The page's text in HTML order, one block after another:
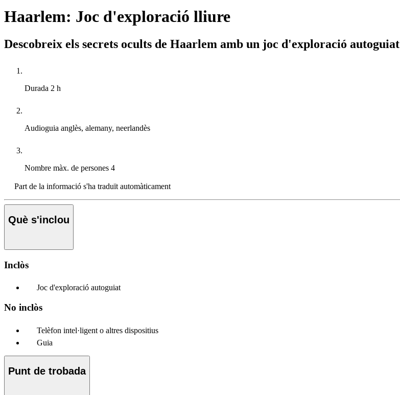
Haarlem: Joc d'exploració lliure
Descobreix els secrets ocults de Haarlem amb un joc d'exploració autoguiat
Durada 2 h
Audioguia anglès, alemany, neerlandès
Nombre màx. de persones 4
Part de la informació s'ha traduït automàticament
Què s'inclou
Inclòs
Joc d'exploració autoguiat
No inclòs
Telèfon intel·ligent o altres dispositius
Guia
Punt de trobada